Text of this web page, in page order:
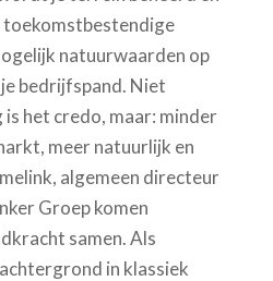
toekomstbestendige
natuurwaarden op
bedrijfspand. Niet
is het credo, maar: minder
meer natuurlijk en
algemeen directeur
Groep komen
samen. Als
in klassiek